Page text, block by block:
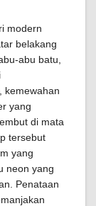
modern
belakang
abu batu,
kemewahan
yang
di mata
tersebut
yang
neon yang
Penataan